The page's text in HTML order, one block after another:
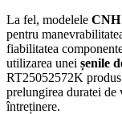
La fel, modelele CNH
pentru
fiabilitatea
utilizarea unei șenile
RT25052572K
prelungirea duratei de
întreținere.